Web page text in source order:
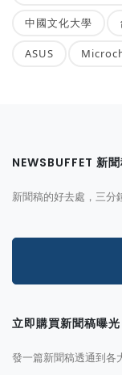
中國文化大學
ASUS
NEWSBUFFET 新
新聞稿的好去處，三分
立即購買新聞稿曝光
發一篇新聞稿透通到各